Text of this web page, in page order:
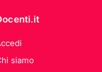
siamo